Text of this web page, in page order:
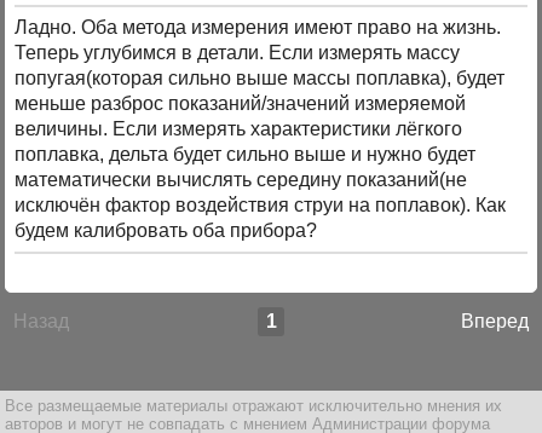
Ладно. Оба метода измерения имеют право на жизнь.
Теперь углубимся в детали. Если измерять массу
попугая(которая сильно выше массы поплавка), будет
меньше разброс показаний/значений измеряемой
величины. Если измерять характеристики лёгкого
поплавка, дельта будет сильно выше и нужно будет
математически вычислять середину показаний(не
исключён фактор воздействия струи на поплавок). Как
будем калибровать оба прибора?
Назад Вперед
1
Все размещаемые материалы отражают исключительно мнения их
авторов и могут не совпадать с мнением Администрации форума